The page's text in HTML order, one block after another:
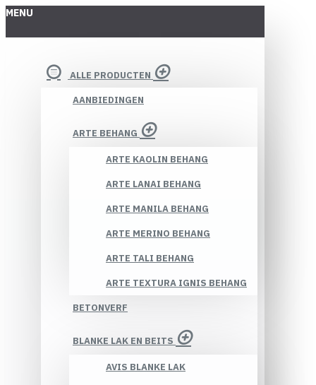
MENU
ALLE PRODUCTEN
AANBIEDINGEN
ARTE BEHANG
ARTE KAOLIN BEHANG
ARTE LANAI BEHANG
ARTE MANILA BEHANG
ARTE MERINO BEHANG
ARTE TALI BEHANG
ARTE TEXTURA IGNIS BEHANG
BETONVERF
BLANKE LAK EN BEITS
AVIS BLANKE LAK